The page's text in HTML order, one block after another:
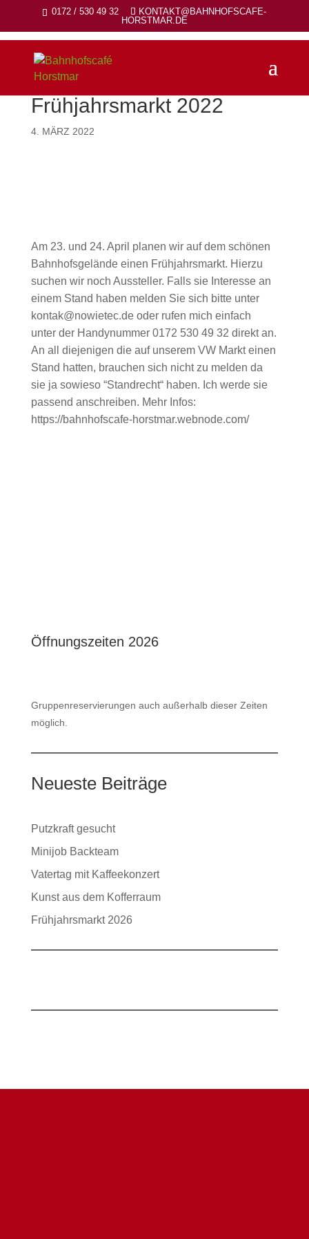
0172 / 530 49 32
KONTAKT@BAHNHOFSCAFE-
HORSTMAR.DE
Frühjahrsmarkt 2022
4. MÄRZ 2022
Am 23. und 24. April planen wir auf dem schönen
Bahnhofsgelände einen Frühjahrsmarkt. Hierzu
suchen wir noch Aussteller. Falls sie Interesse an
einem Stand haben melden Sie sich bitte unter
kontak@nowietec.de oder rufen mich einfach
unter der Handynummer 0172 530 49 32 direkt an.
An all diejenigen die auf unserem VW Markt einen
Stand hatten, brauchen sich nicht zu melden da
sie ja sowieso “Standrecht“ haben. Ich werde sie
passend anschreiben. Mehr Infos:
https://bahnhofscafe-horstmar.webnode.com/
Öffnungszeiten 2026
Gruppenreservierungen auch außerhalb dieser Zeiten
möglich.
Neueste Beiträge
Putzkraft gesucht
Minijob Backteam
Vatertag mit Kaffeekonzert
Kunst aus dem Kofferraum
Frühjahrsmarkt 2026